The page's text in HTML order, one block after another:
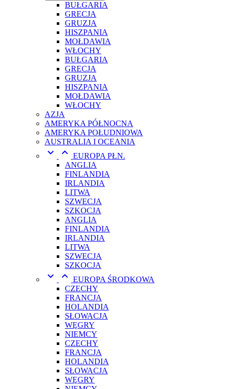
BUŁGARIA
GRECJA
GRUZJA
HISZPANIA
MOŁDAWIA
WŁOCHY
BUŁGARIA
GRECJA
GRUZJA
HISZPANIA
MOŁDAWIA
WŁOCHY
AZJA
AMERYKA PÓŁNOCNA
AMERYKA POŁUDNIOWA
AUSTRALIA I OCEANIA
  EUROPA PŁN.
ANGLIA
FINLANDIA
IRLANDIA
LITWA
SZWECJA
SZKOCJA
ANGLIA
FINLANDIA
IRLANDIA
LITWA
SZWECJA
SZKOCJA
  EUROPA ŚRODKOWA
CZECHY
FRANCJA
HOLANDIA
SŁOWACJA
WĘGRY
NIEMCY
CZECHY
FRANCJA
HOLANDIA
SŁOWACJA
WĘGRY